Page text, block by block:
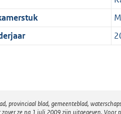
provinciaal blad, gemeenteblad,
ze na 1 juli 2009 zijn uitgegeven.